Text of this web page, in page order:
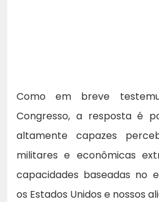
Como em breve
Congresso, a resposta é
altamente capazes
militares e econômicas
capacidades baseadas no
os Estados Unidos e nossos